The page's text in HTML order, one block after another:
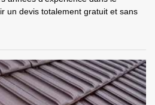
un devis totalement gratuit et sans